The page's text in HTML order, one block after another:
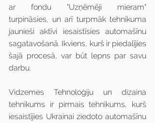
ar fondu "Uzņēmēji mieram"
turpināsies, un arī turpmāk tehnikuma
jaunieši aktīvi iesaistīsies automašīnu
sagatavošanā. Ikviens, kurš ir piedalījies
šajā procesā, var būt lepns par savu
darbu.
Vidzemes Tehnoloģiju un dizaina
tehnikums ir pirmais tehnikums, kurš
iesaistījies Ukrainai ziedoto automašīnu